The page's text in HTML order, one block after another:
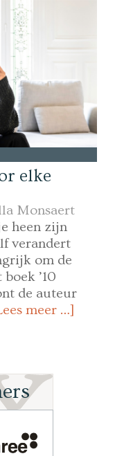
elke
Monsaert
heen zijn
verandert
om de
’10
de auteur
meer …]